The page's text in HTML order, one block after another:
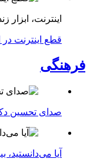
اینترنت،
قطع اینترنت
فرهنگی
صدای تحسین
آیا